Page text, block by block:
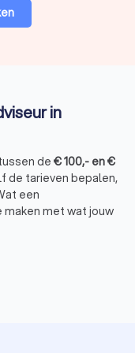
niet exclusief
beste optie voor
naar jouw
hierop aan.
vergelijken kost veel
handen.
in
de €100,- en€
de tarieven bepalen,
een
met wat jouw